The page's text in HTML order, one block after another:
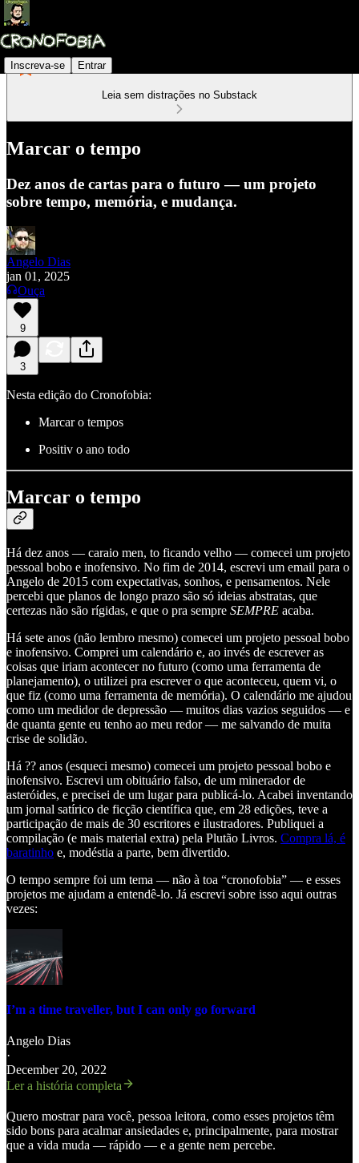
Inscreva-se Entrar
Leia sem distrações no Substack
Marcar o tempo
Dez anos de cartas para o futuro — um projeto
sobre tempo, memória, e mudança.
Angelo Dias
jan 01, 2025
Ouça
9
3
Nesta edição do Cronofobia:
Marcar o tempos
Positiv o ano todo
Marcar o tempo
Há dez anos — caraio men, to ficando velho — comecei um projeto
pessoal bobo e inofensivo. No fim de 2014, escrevi um email para o
Angelo de 2015 com expectativas, sonhos, e pensamentos. Nele
percebi que planos de longo prazo são só ideias abstratas, que
certezas não são rígidas, e que o pra sempre SEMPRE acaba.
Há sete anos (não lembro mesmo) comecei um projeto pessoal bobo
e inofensivo. Comprei um calendário e, ao invés de escrever as
coisas que iriam acontecer no futuro (como uma ferramenta de
planejamento), o utilizei pra escrever o que aconteceu, quem vi, o
que fiz (como uma ferramenta de memória). O calendário me ajudou
como um medidor de depressão — muitos dias vazios seguidos — e
de quanta gente eu tenho ao meu redor — me salvando de muita
crise de solidão.
Há ?? anos (esqueci mesmo) comecei um projeto pessoal bobo e
inofensivo. Escrevi um obituário falso, de um minerador de
asteróides, e precisei de um lugar para publicá-lo. Acabei inventando
um jornal satírico de ficção científica que, em 28 edições, teve a
participação de mais de 30 escritores e ilustradores. Publiquei a
compilação (e mais material extra) pela Plutão Livros. Compra lá, é
baratinho e, modéstia a parte, bem divertido.
O tempo sempre foi um tema — não à toa “cronofobia” — e esses
projetos me ajudam a entendê-lo. Já escrevi sobre isso aqui outras
vezes:
I’m a time traveller, but I can only go forward
Angelo Dias
·
December 20, 2022
Ler a história completa
Quero mostrar para você, pessoa leitora, como esses projetos têm
sido bons para acalmar ansiedades e, principalmente, para mostrar
que a vida muda — rápido — e a gente nem percebe.